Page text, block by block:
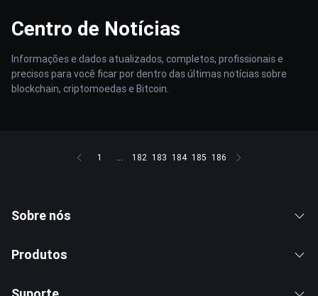
Centro de Notícias
Informações e dados atualizados, completos, profissionais e
precisos para você ficar por dentro das últimas notícias sobre
blockchain, criptomoedas e Bitcoin.
1 ... 182 183 184 185 186
Sobre nós
Produtos